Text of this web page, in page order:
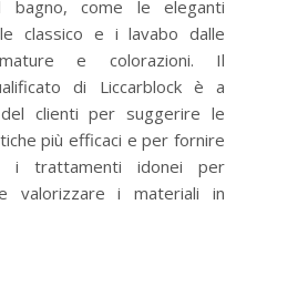
come le eleganti
classico e i lavabo dalle
e colorazioni. Il
di Liccarblock è a
clienti per suggerire le
più efficaci e per fornire
i trattamenti idonei per
valorizzare i materiali in